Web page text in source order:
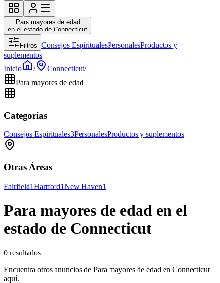
Para mayores de edad
en el estado de Connecticut
Filtros Consejos EspiritualesPersonalesProductos y
suplementos
Inicio
/ Connecticut/
Para mayores de edad
Categorías
Consejos Espirituales3PersonalesProductos y suplementos
Otras Áreas
Fairfield1Hartford1New Haven1
Para mayores de edad en el
estado de Connecticut
0 resultados
Encuentra otros anuncios de Para mayores de edad en Connecticut
aquí.